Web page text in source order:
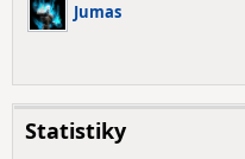
Jumas
Statistiky